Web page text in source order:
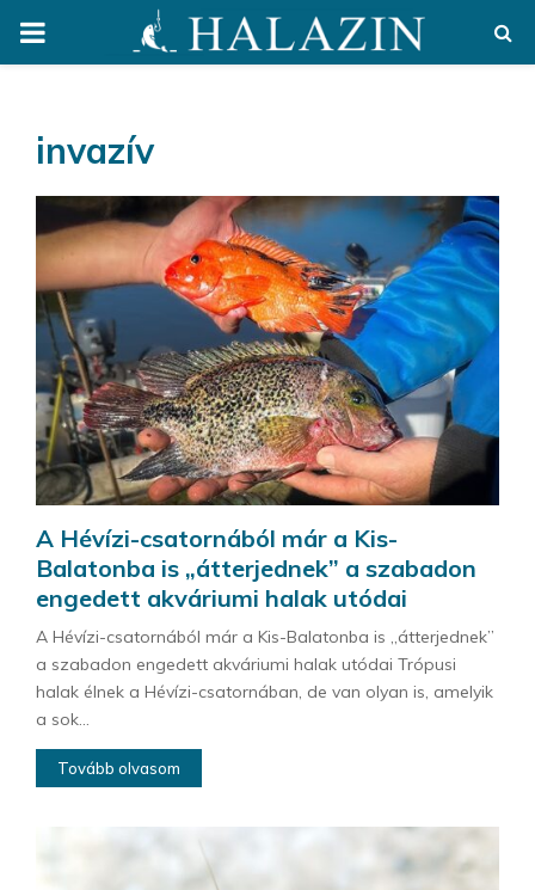
PRIMARY
invazív
A Hévízi-csatornából már a Kis-
Balatonba is „átterjednek” a szabadon
engedett akváriumi halak utódai
A Hévízi-csatornából már a Kis-Balatonba is „átterjednek”
a szabadon engedett akváriumi halak utódai Trópusi
halak élnek a Hévízi-csatornában, de van olyan is, amelyik
a sok...
Tovább olvasom